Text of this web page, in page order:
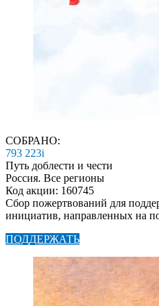
СОБРАНО:
793 223i
Путь доблести и чести
Россия. Все регионы
Код акции: 160745
Сбор пожертвований для
инициатив, направленных на
ПОДДЕРЖАТЬ